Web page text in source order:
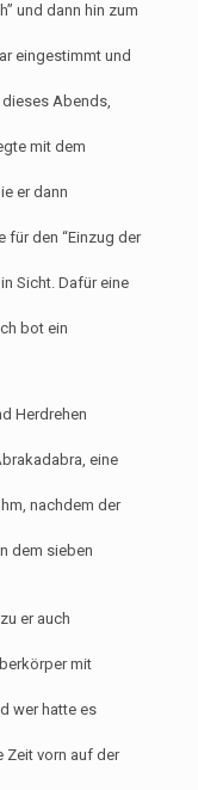
und dann hin zum
eingestimmt und
Abends,
mit dem
er dann
für den “Einzug der
Sicht. Dafür eine
bot ein
Herdrehen
eine
nachdem der
dem sieben
er auch
mit
wer hatte es
Zeit vorn auf der